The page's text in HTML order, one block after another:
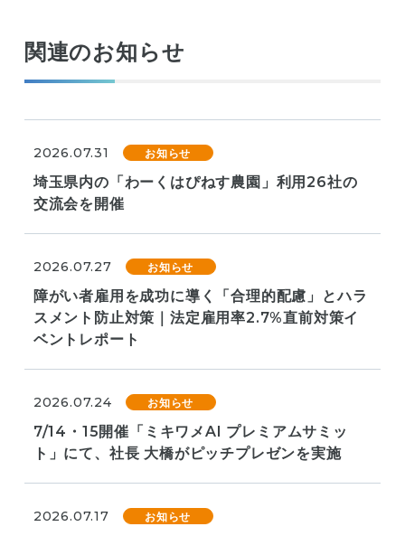
関連のお知らせ
2026.07.31 お知らせ
埼玉県内の「わーくはぴねす農園」利用26社の
交流会を開催
2026.07.27 お知らせ
障がい者雇用を成功に導く「合理的配慮」とハラ
スメント防止対策｜法定雇用率2.7%直前対策イ
ベントレポート
2026.07.24 お知らせ
7/14・15開催「ミキワメAI プレミアムサミッ
ト」にて、社長 大橋がピッチプレゼンを実施
2026.07.17 お知らせ